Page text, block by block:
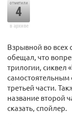
отметили
4
в архиве
Взрывной во
обещал, что
трилогии, сиквел
третьей части.
название второй
сказать, спойлер.